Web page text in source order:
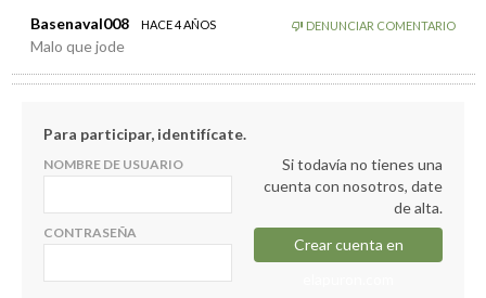
Basenaval008 HACE 4 AÑOS DENUNCIAR COMENTARIO
Malo que jode
Para participar, identifícate.
NOMBRE DE USUARIO
CONTRASEÑA
Si todavía no tienes una
cuenta con nosotros, date
de alta.
Crear cuenta en